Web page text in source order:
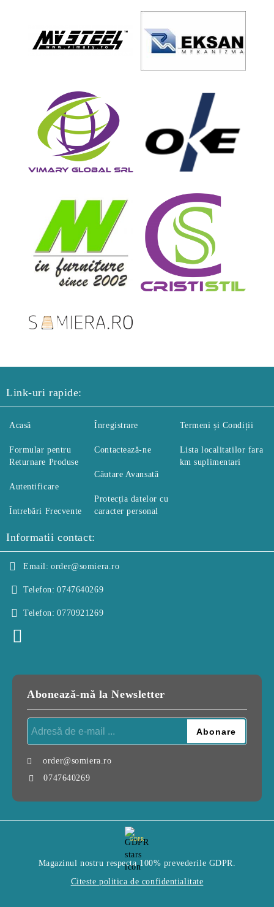
Link-uri rapide:
Acasă
Formular pentru
Returnare Produse
Autentificare
Întrebări Frecvente
Înregistrare
Contactează-ne
Căutare Avansată
Protecția datelor cu
caracter personal
Termeni și Condiții
Lista localitatilor fara
km suplimentari
Informatii contact:
Email: order@somiera.ro
Telefon: 0747640269
Telefon: 0770921269
Abonează-mă la Newsletter
order@somiera.ro
0747640269
GDPR
Magazinul nostru respecta 100% prevederile GDPR.
Citeste politica de confidentialitate